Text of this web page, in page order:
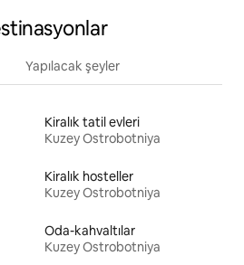
Yapılacak şeyler
Kiralık tatil evleri
Kuzey Ostrobotniya
Kiralık hosteller
Kuzey Ostrobotniya
Oda-kahvaltılar
Kuzey Ostrobotniya